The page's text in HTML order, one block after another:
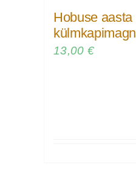
Hobuse
13,00 €